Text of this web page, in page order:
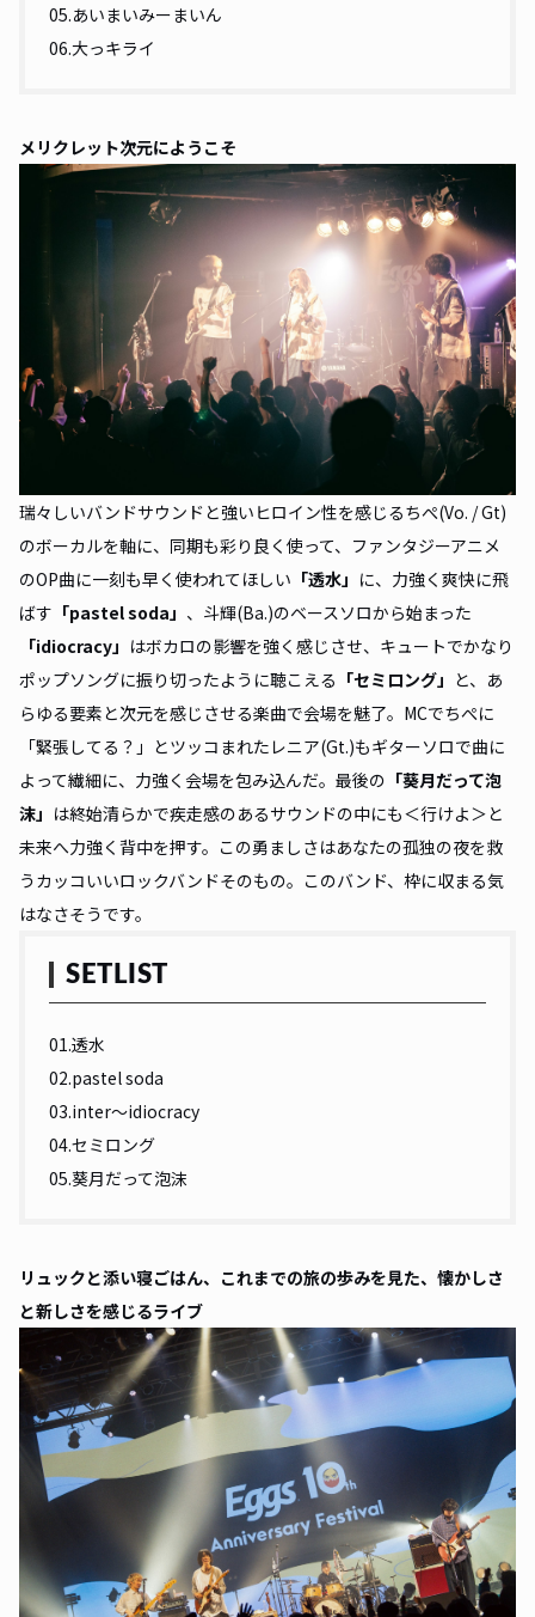
05.あいまいみーまいん
06.大っキライ
メリクレット次元にようこそ
瑞々しいバンドサウンドと強いヒロイン性を感じるちぺ(Vo. / Gt)
のボーカルを軸に、同期も彩り良く使って、ファンタジーアニメ
のOP曲に一刻も早く使われてほしい 「透水」 に、力強く爽快に飛
ばす 「pastel soda 」 、斗輝(Ba.)のベースソロから始まった
「idiocracy」 はボカロの影響を強く感じさせ、キュートでかなり
ポップソングに振り切ったように聴こえる 「セミロング」 と、あ
らゆる要素と次元を感じさせる楽曲で会場を魅了。MCでちぺに
「緊張してる？」とツッコまれたレニア(Gt.)もギターソロで曲に
よって繊細に、力強く会場を包み込んだ。最後の 「葵月だって泡
沫」 は終始清らかで疾走感のあるサウンドの中にも＜行けよ＞と
未来へ力強く背中を押す。この勇ましさはあなたの孤独の夜を救
うカッコいいロックバンドそのもの。このバンド、枠に収まる気
はなさそうです。
SETLIST
01.透水
02.pastel soda
03.inter〜idiocracy
04.セミロング
05.葵月だって泡沫
リュックと添い寝ごはん、これまでの旅の歩みを見た、懐かしさ
と新しさを感じるライブ